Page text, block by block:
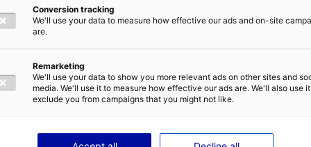
DE CONFIDENTIALITÉ
ENVOYER
+ de 1000 fois
électronique pour l’ouvrir, une caméra embarquée pour
Conversion tracking
We'll use your data to measure how effective our ads and on-site
are.
Remarketing
We'll use your data to show you more relevant ads on other sites and
media. We'll use it to measure how effective our ads are. We'll also use
exclude you from campaigns that you might not like.